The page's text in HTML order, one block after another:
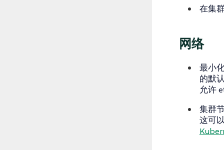
在集
网络
最小
的默
允许
集群
这可